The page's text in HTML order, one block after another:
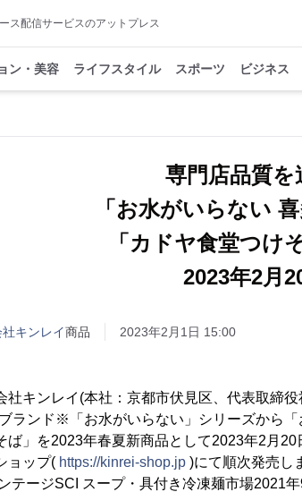
ス配信サービスのアットプレス
ン・美容 ライフスタイル スポーツ ビジネス
専門店品質
「お水がいらない
「カドヤ食堂つけ
2023年2月
キンレイ商品 2023年2月1日 15:00
社キンレイ(本社：京都市伏見区、代表取締
ランド※「お水がいらない」シリーズから
ば」を2023年春夏新商品として2023年2月
ョップ( https://kinrei-shop.jp )にて順次発売し
テージSCI スープ・具付き冷凍麺市場2021